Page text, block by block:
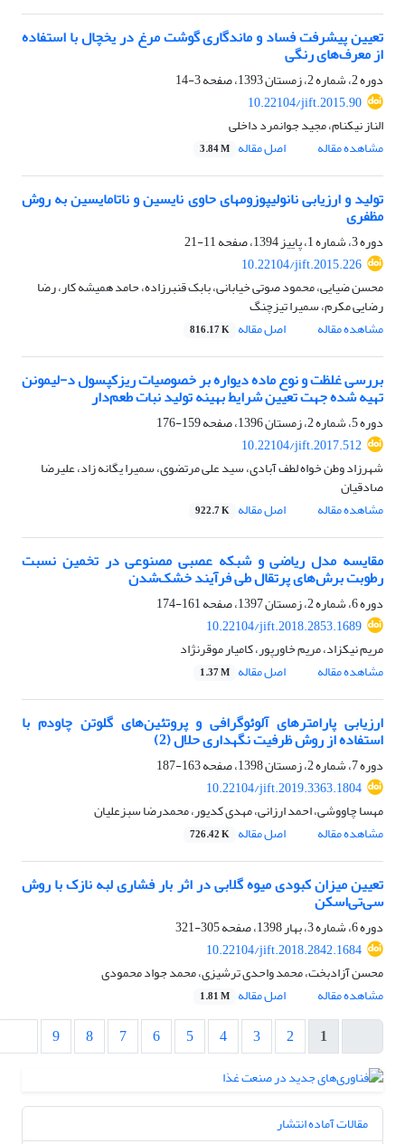
تعیین پیشرفت فساد و ماندگاری گوشت مرغ در یخچال با استفاده
از معرف‌های رنگی
دوره 2، شماره 2، زمستان 1393، صفحه
3-14
10.22104/jift.2015.90
الناز نیکنام، مجید جوانمرد داخلی
مشاهده مقاله
اصل مقاله 3.84 M
تولید و ارزیابی نانولیپوزومهای حاوی نایسین و ناتامایسین به روش
مظفری
دوره 3، شماره 1، پاییز 1394، صفحه
11-21
10.22104/jift.2015.226
محسن ضیایی، محمود صوتی خیابانی، بابک قنبرزاده، حامد همیشه کار، رضا
رضایی مکرم، سمیرا تیزچنگ
مشاهده مقاله
اصل مقاله 816.17 K
بررسی غلظت و نوع ماده دیواره بر خصوصیات ریزکپسول د-لیمونن
تهیه شده جهت تعیین شرایط بهینه تولید نبات طعم‌دار
دوره 5، شماره 2، زمستان 1396، صفحه
159-176
10.22104/jift.2017.512
شهرزاد وطن خواه لطف آبادی، سید علی مرتضوی، سمیرا یگانه زاد، علیرضا
صادقیان
مشاهده مقاله
اصل مقاله 922.7 K
مقایسه مدل‌ ریاضی و شبکه عصبی مصنوعی در تخمین نسبت
رطوبت برش‌های پرتقال طی فرآیند خشک‌شدن
دوره 6، شماره 2، زمستان 1397، صفحه
161-174
10.22104/jift.2018.2853.1689
مریم نیکزاد، مریم خاورپور، کامیار موقرنژاد
مشاهده مقاله
اصل مقاله 1.37 M
ارزیابی پارامترهای آلوئوگرافی و پروتئین‌های گلوتن چاودم با
استفاده از روش ظرفیت نگهداری حلال (2)
دوره 7، شماره 2، زمستان 1398، صفحه
163-187
10.22104/jift.2019.3363.1804
مهسا چاووشی، احمد ارزانی، مهدی کدیور، محمدرضا سبزعلیان
مشاهده مقاله
اصل مقاله 726.42 K
تعیین میزان کبودی میوه گلابی در اثر بار فشاری لبه نازک با روش
سی‌تی‌اسکن
دوره 6، شماره 3، بهار 1398، صفحه
305-321
10.22104/jift.2018.2842.1684
محسن آزادبخت، محمد واحدی ترشیزی، محمد جواد محمودی
مشاهده مقاله
اصل مقاله 1.81 M
1
2
3
4
5
6
7
8
9
مقالات آماده انتشار